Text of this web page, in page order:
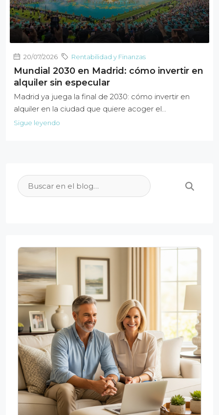
20/07/2026 Rentabilidad y Finanzas
Mundial 2030 en Madrid: cómo invertir en
alquiler sin especular
Madrid ya juega la final de 2030: cómo invertir en
alquiler en la ciudad que quiere acoger el...
Sigue leyendo